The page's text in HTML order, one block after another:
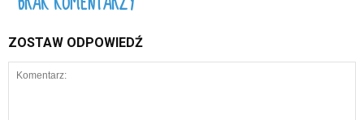
ZOSTAW ODPOWIEDŹ